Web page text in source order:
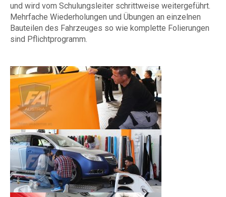
und wird vom Schulungsleiter schrittweise weitergeführt.
Mehrfache Wiederholungen und Übungen an einzelnen
Bauteilen des Fahrzeuges so wie komplette Folierungen
sind Pflichtprogramm.